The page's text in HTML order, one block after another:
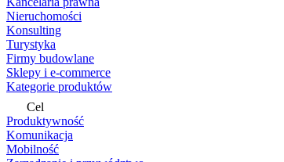
Nieruchomości
Konsulting
Turystyka
Firmy budowlane
Sklepy i e-commerce
Kategorie produktów
Cel
Produktywność
Komunikacja
Mobilność